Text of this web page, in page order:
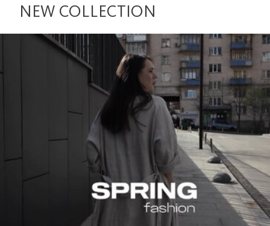
NEW COLLECTION